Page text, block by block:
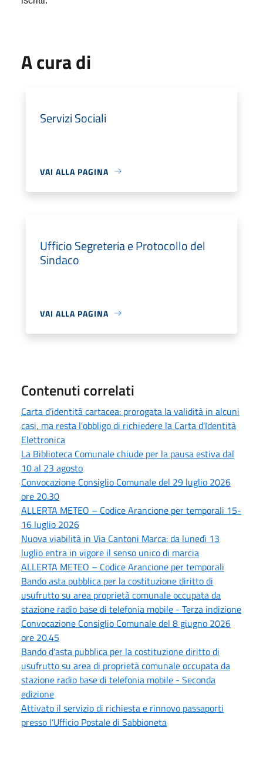
A cura di
Servizi Sociali
VAI ALLA PAGINA
Ufficio Segreteria e Protocollo del
Sindaco
VAI ALLA PAGINA
Contenuti correlati
Carta d’identità cartacea: prorogata la validità in alcuni
casi, ma resta l'obbligo di richiedere la Carta d'Identità
Elettronica
La Biblioteca Comunale chiude per la pausa estiva dal
10 al 23 agosto
Convocazione Consiglio Comunale del 29 luglio 2026
ore 20.30
ALLERTA METEO – Codice Arancione per temporali 15-
16 luglio 2026
Nuova viabilità in Via Cantoni Marca: da lunedì 13
luglio entra in vigore il senso unico di marcia
ALLERTA METEO – Codice Arancione per temporali
Bando asta pubblica per la costituzione diritto di
usufrutto su area proprietà comunale occupata da
stazione radio base di telefonia mobile - Terza indizione
Convocazione Consiglio Comunale del 8 giugno 2026
ore 20.45
Bando d'asta pubblica per la costituzione diritto di
usufrutto su area di proprietà comunale occupata da
stazione radio base di telefonia mobile - Seconda
edizione
Attivato il servizio di richiesta e rinnovo passaporti
presso l’Ufficio Postale di Sabbioneta